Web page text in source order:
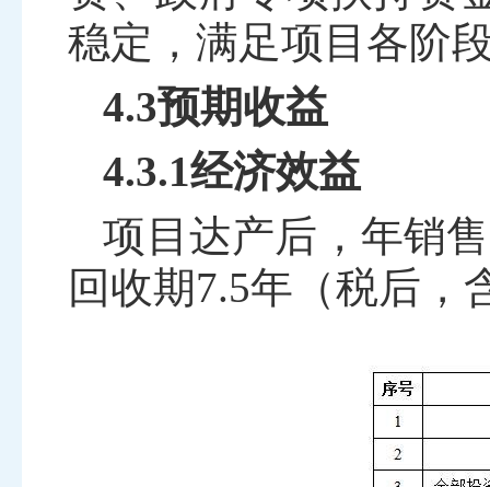
稳定，满足项目各阶
4.3预期收益
4.3.1经济效益
项目达产后，年销
回收期7.5年（税后，